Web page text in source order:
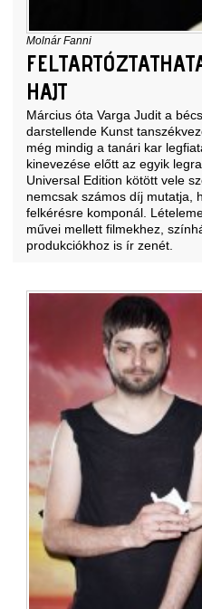
Molnár Fanni
HAJT
Március óta Varga Judit a
darstellende Kunst
még mindig a tanári kar
kinevezése előtt az egyik
Universal Edition kötött vele
nemcsak számos díj mutatja,
felkérésre komponál.
művei mellett filmekhez,
produkciókhoz is ír zenét.